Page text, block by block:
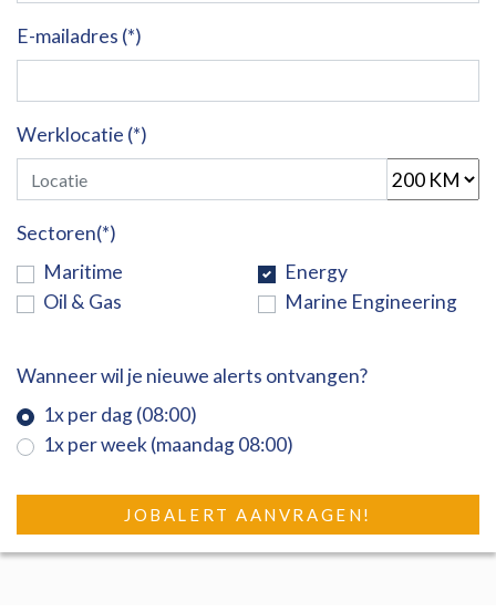
E-mailadres (*)
Werklocatie (*)
Sectoren(*)
Maritime
Oil & Gas
Energy
Marine Engineering
Wanneer wil je nieuwe alerts ontvangen?
1x per dag (08:00)
1x per week (maandag 08:00)